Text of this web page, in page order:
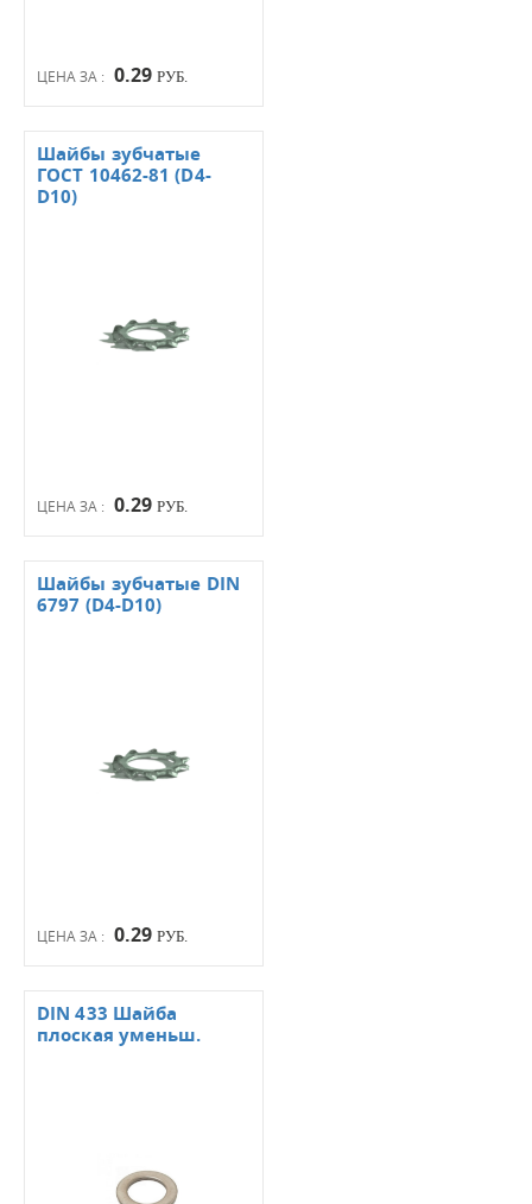
ЦЕНА ЗА : 0.29 РУБ.
ЦЕНА ЗА : 0.29 РУБ.
Шайбы зубчатые
ГОСТ 10462-81 (D4-
D10)
ЦЕНА ЗА : 0.29 РУБ.
Шайбы зубчатые DIN
6797 (D4-D10)
DIN 433 Шайба
плоская уменьш.